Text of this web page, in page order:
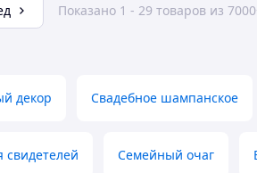
Показано 1 - 29 товаров из
декор Свадебное шампанское
свидетелей Семейный очаг